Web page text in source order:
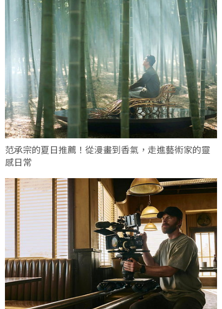
范承宗的夏日推薦！從漫畫到香氣，走進藝術家的靈
感日常